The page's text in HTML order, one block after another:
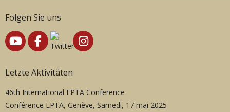
Folgen Sie uns
Letzte Aktivitäten
46th International EPTA Conference
Conférence EPTA, Genève, Samedi, 17 mai 2025